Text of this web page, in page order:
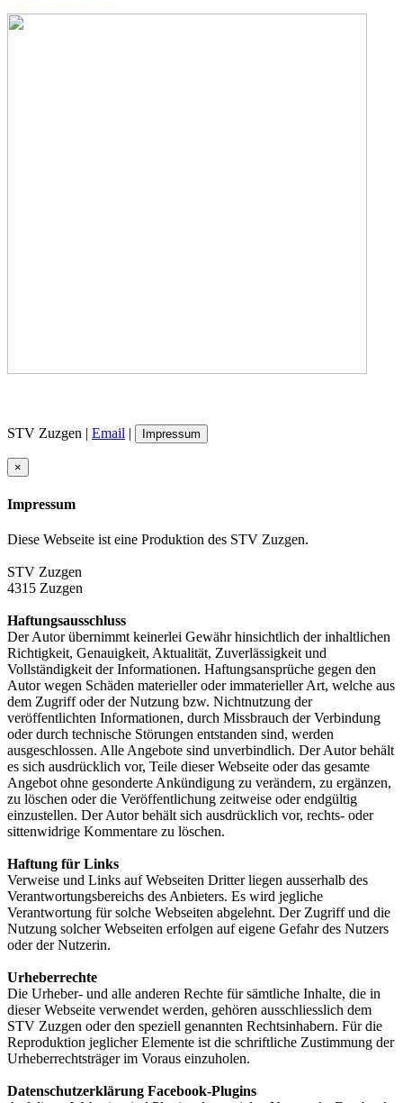
STV Zuzgen | Email Impressum
×
Impressum
Diese Webseite ist eine Produktion des STV Zuzgen.
STV Zuzgen
4315 Zuzgen
Haftungsausschluss
Der Autor übernimmt keinerlei Gewähr hinsichtlich der inhaltlichen
Richtigkeit, Genauigkeit, Aktualität, Zuverlässigkeit und
Vollständigkeit der Informationen. Haftungsansprüche gegen den
Autor wegen Schäden materieller oder immaterieller Art, welche aus
dem Zugriff oder der Nutzung bzw. Nichtnutzung der
veröffentlichten Informationen, durch Missbrauch der Verbindung
oder durch technische Störungen entstanden sind, werden
ausgeschlossen. Alle Angebote sind unverbindlich. Der Autor behält
es sich ausdrücklich vor, Teile dieser Webseite oder das gesamte
Angebot ohne gesonderte Ankündigung zu verändern, zu ergänzen,
zu löschen oder die Veröffentlichung zeitweise oder endgültig
einzustellen. Der Autor behält sich ausdrücklich vor, rechts- oder
sittenwidrige Kommentare zu löschen.
Haftung für Links
Verweise und Links auf Webseiten Dritter liegen ausserhalb des
Verantwortungsbereichs des Anbieters. Es wird jegliche
Verantwortung für solche Webseiten abgelehnt. Der Zugriff und die
Nutzung solcher Webseiten erfolgen auf eigene Gefahr des Nutzers
oder der Nutzerin.
Urheberrechte
Die Urheber- und alle anderen Rechte für sämtliche Inhalte, die in
dieser Webseite verwendet werden, gehören ausschliesslich dem
STV Zuzgen oder den speziell genannten Rechtsinhabern. Für die
Reproduktion jeglicher Elemente ist die schriftliche Zustimmung der
Urheberrechtsträger im Voraus einzuholen.
Datenschutzerklärung Facebook-Plugins